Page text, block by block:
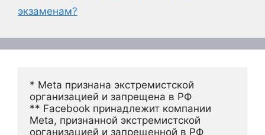
экзаменам?
* Meta признана экстремистской
организацией и запрещена в РФ
** Facebook принадлежит компании
Meta, признанной экстремистской
организацией и запрещенной в РФ